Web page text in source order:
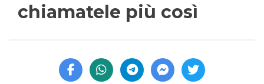
chiamatele più così